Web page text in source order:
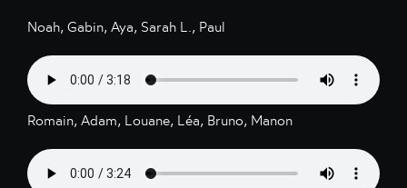
Noah, Gabin, Aya, Sarah L., Paul
Romain, Adam, Louane, Léa, Bruno, Manon